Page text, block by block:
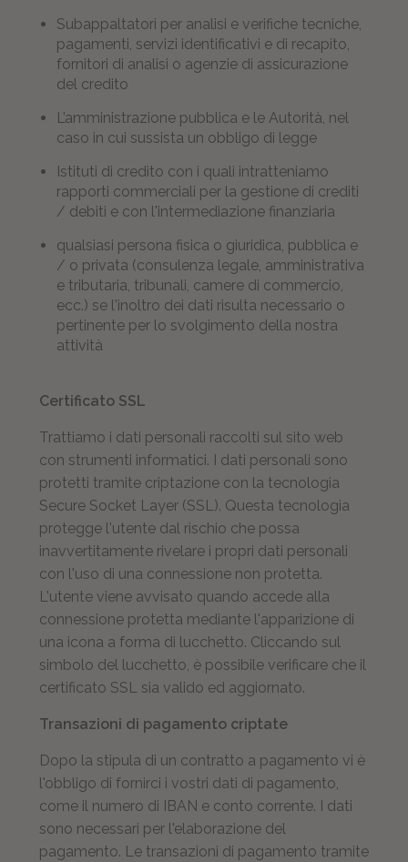
Subappaltatori per analisi e verifiche tecniche,
pagamenti, servizi identificativi e di recapito,
fornitori di analisi o agenzie di assicurazione
del credito
L’amministrazione pubblica e le Autorità, nel
caso in cui sussista un obbligo di legge
Istituti di credito con i quali intratteniamo
rapporti commerciali per la gestione di crediti
/ debiti e con l'intermediazione finanziaria
qualsiasi persona fisica o giuridica, pubblica e
/ o privata (consulenza legale, amministrativa
e tributaria, tribunali, camere di commercio,
ecc.) se l'inoltro dei dati risulta necessario o
pertinente per lo svolgimento della nostra
attività
Certificato SSL
Trattiamo i dati personali raccolti sul sito web
con strumenti informatici. I dati personali sono
protetti tramite criptazione con la tecnologia
Secure Socket Layer (SSL). Questa tecnologia
protegge l'utente dal rischio che possa
inavvertitamente rivelare i propri dati personali
con l'uso di una connessione non protetta.
L'utente viene avvisato quando accede alla
connessione protetta mediante l'apparizione di
una icona a forma di lucchetto. Cliccando sul
simbolo del lucchetto, è possibile verificare che il
certificato SSL sia valido ed aggiornato.
Transazioni di pagamento criptate
Dopo la stipula di un contratto a pagamento vi è
l'obbligo di fornirci i vostri dati di pagamento,
come il numero di IBAN e conto corrente. I dati
sono necessari per l'elaborazione del
pagamento. Le transazioni di pagamento tramite